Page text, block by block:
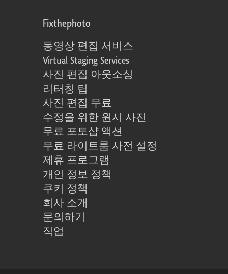
Fixthephoto
동영상 편집 서비스
Virtual Staging Services
사진 편집 아웃소싱
리터칭 팁
사진 편집 무료
수정을 위한 원시 사진
무료 포토샵 액션
무료 라이트룸 사전 설정
제휴 프로그램
개인 정보 정책
쿠키 정책
회사 소개
문의하기
직업